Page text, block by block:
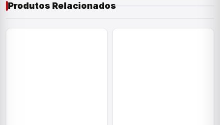
Produtos Relacionados